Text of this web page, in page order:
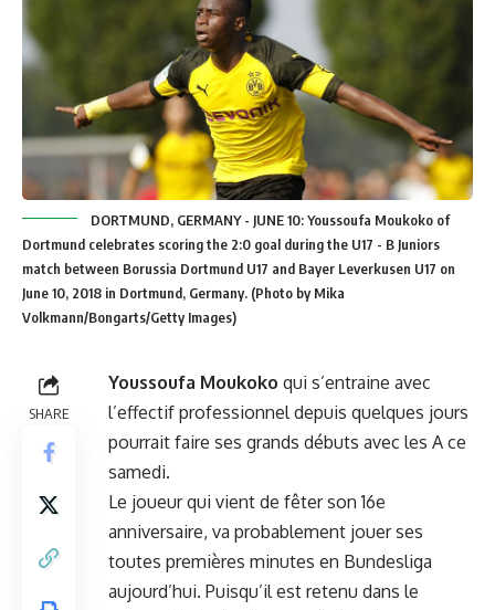
DORTMUND, GERMANY - JUNE 10: Youssoufa Moukoko of
Dortmund celebrates scoring the 2:0 goal during the U17 - B Juniors
match between Borussia Dortmund U17 and Bayer Leverkusen U17 on
June 10, 2018 in Dortmund, Germany. (Photo by Mika
Volkmann/Bongarts/Getty Images)
SHARE
Youssoufa Moukoko qui s’entraine avec
l’effectif professionnel depuis quelques jours
pourrait faire ses grands débuts avec les A ce
samedi.
Le joueur qui vient de fêter son 16e
anniversaire, va probablement jouer ses
toutes premières minutes en Bundesliga
aujourd’hui. Puisqu’il est retenu dans le